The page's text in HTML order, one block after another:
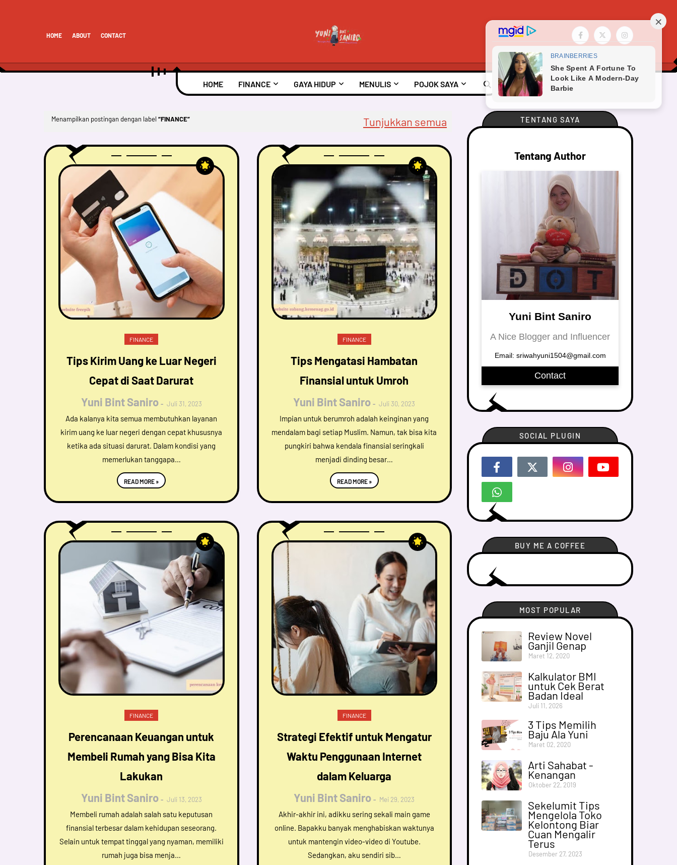
HOME ABOUT CONTACT
HOME FINANCE GAYA HIDUP MENULIS POJOK SAYA
Menampilkan postingan dengan label FINANCE Tunjukkan semua
FINANCE
Tips Kirim Uang ke Luar Negeri
Cepat di Saat Darurat
Yuni Bint Saniro
Juli 31, 2023
Ada kalanya kita semua membutuhkan layanan
kirim uang ke luar negeri dengan cepat khususnya
ketika ada situasi darurat. Dalam kondisi yang
memerlukan tanggapa…
READ MORE »
FINANCE
Tips Mengatasi Hambatan
Finansial untuk Umroh
Yuni Bint Saniro
Juli 30, 2023
Impian untuk berumroh adalah keinginan yang
mendalam bagi setiap Muslim. Namun, tak bisa kita
pungkiri bahwa kendala finansial seringkali
menjadi dinding besar…
READ MORE »
FINANCE
Perencanaan Keuangan untuk
Membeli Rumah yang Bisa Kita
Lakukan
Yuni Bint Saniro
Juli 13, 2023
Membeli rumah adalah salah satu keputusan
finansial terbesar dalam kehidupan seseorang.
Selain untuk tempat tinggal yang nyaman, memiliki
rumah juga bisa menja…
FINANCE
Strategi Efektif untuk Mengatur
Waktu Penggunaan Internet
dalam Keluarga
Yuni Bint Saniro
Mei 29, 2023
Akhir-akhir ini, adikku sering sekali main game
online. Bapakku banyak menghabiskan waktunya
untuk mantengin video-video di Youtube.
Sedangkan, aku sendiri sib…
TENTANG SAYA
Tentang Author
Yuni Bint Saniro
A Nice Blogger and Influencer
Email: sriwahyuni1504@gmail.com
Contact
SOCIAL PLUGIN
BUY ME A COFFEE
MOST POPULAR
Review Novel
Ganjil Genap
Maret 12, 2020
Kalkulator BMI
untuk Cek Berat
Badan Ideal
Juli 11, 2026
3 Tips Memilih
Baju Ala Yuni
Maret 02, 2020
Arti Sahabat -
Kenangan
Oktober 22, 2019
Sekelumit Tips
Mengelola Toko
Kelontong Biar
Cuan Mengalir
Terus
Desember 27, 2023